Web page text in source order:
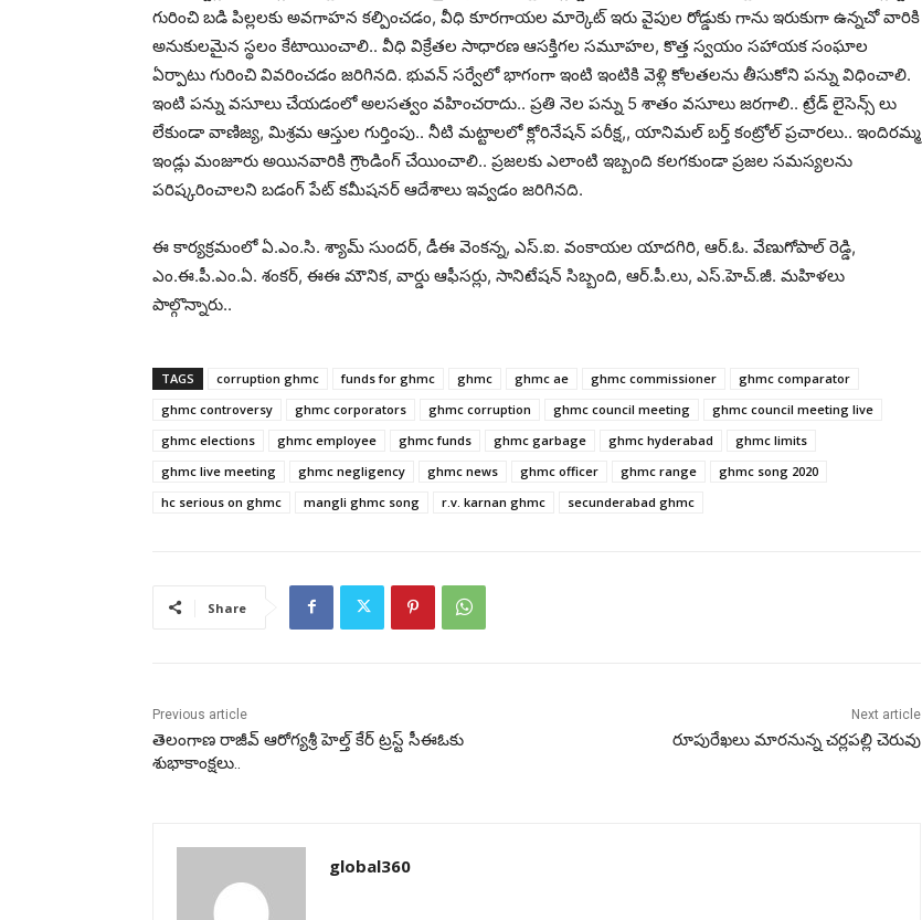
గురించి బడి పిల్లలకు అవగాహన కల్పించడం, వీధి కూరగాయల మార్కెట్ ఇరు వైపుల రోడ్డుకు గాను ఇరుకుగా ఉన్నచో వారికి
అనుకులమైన స్థలం కేటాయించాలి.. వీధి విక్రేతల సాధారణ ఆసక్తిగల సమూహల, కొత్త స్వయం సహాయక సంఘాల
ఏర్పాటు గురించి వివరించడం జరిగినది. భువన్ సర్వేలో భాగంగా ఇంటి ఇంటికి వెళ్లి కోలతలను తీసుకోని పన్ను విధించాలి.
ఇంటి పన్ను వసూలు చేయడంలో అలసత్వం వహించరాదు.. ప్రతి నెల పన్ను 5 శాతం వసూలు జరగాలి.. ట్రేడ్ లైసెన్స్ లు
లేకుండా వాణిజ్య, మిశ్రమ ఆస్తుల గుర్తింపు.. నీటి మట్టాలలో క్లోరినేషన్ పరీక్ష,, యానిమల్ బర్త్ కంట్రోల్ ప్రచారలు.. ఇందిరమ్మ
ఇండ్లు మంజూరు అయినవారికి గ్రౌండింగ్ చేయించాలి.. ప్రజలకు ఎలాంటి ఇబ్బంది కలగకుండా ప్రజల సమస్యలను
పరిష్కరించాలని బడంగ్ పేట్ కమీషనర్ ఆదేశాలు ఇవ్వడం జరిగినది.
ఈ కార్యక్రమంలో ఏ.ఎం.సి. శ్యామ్ సుందర్, డీఈ వెంకన్న, ఎస్.ఐ. వంకాయల యాదగిరి, ఆర్.ఓ. వేణుగోపాల్ రెడ్డి,
ఎం.ఈ.పీ.ఎం.ఏ. శంకర్, ఈఈ మౌనిక, వార్డు ఆఫీసర్లు, సానిటేషన్ సిబ్బంది, ఆర్.పీ.లు, ఎస్.హెచ్.జీ. మహిళలు
పాల్గొన్నారు..
TAGS corruption ghmc funds for ghmc ghmc ghmc ae ghmc commissioner
ghmc comparator
ghmc controversy
ghmc corporators ghmc corruption ghmc council meeting
ghmc council meeting live
ghmc elections
ghmc employee ghmc funds ghmc garbage ghmc hyderabad
ghmc limits
ghmc live meeting
ghmc negligency ghmc news ghmc officer ghmc range
ghmc song 2020
hc serious on ghmc
mangli ghmc song r.v. karnan ghmc secunderabad ghmc
Share
Previous article
తెలంగాణ రాజీవ్ ఆరోగ్యశ్రీ హెల్త్ కేర్ ట్రస్ట్ సీఈఓకు
శుభాకాంక్షలు..
Next article
రూపురేఖ‌లు మార‌నున్న చ‌ర్ల‌ప‌ల్లి చెరువు
global360